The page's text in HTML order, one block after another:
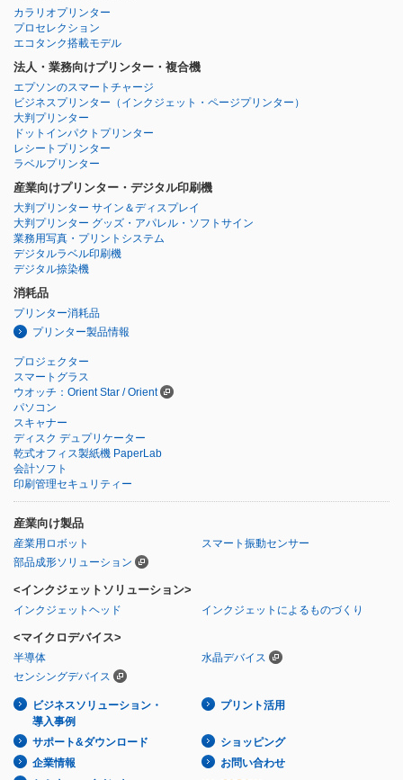
カラリオプリンター
プロセレクション
エコタンク搭載モデル
法人・業務向けプリンター・複合機
エプソンのスマートチャージ
ビジネスプリンター （インクジェット・ページプリンター）
大判プリンター
ドットインパクトプリンター
レシートプリンター
ラベルプリンター
産業向けプリンター・デジタル印刷機
大判プリンター サイン＆ディスプレイ
大判プリンター グッズ・アパレル・ソフトサイン
業務用写真・プリントシステム
デジタルラベル印刷機
デジタル捺染機
消耗品
プリンター消耗品
プリンター製品情報
プロジェクター
スマートグラス
ウオッチ：Orient Star / Orient
パソコン
スキャナー
ディスク デュプリケーター
乾式オフィス製紙機 PaperLab
会計ソフト
印刷管理セキュリティー
産業向け製品
産業用ロボット
スマート振動センサー
部品成形ソリューション
<インクジェットソリューション>
インクジェットヘッド インクジェットによるものづくり
<マイクロデバイス>
半導体
水晶デバイス
センシングデバイス
ビジネスソリューション・
導入事例
プリント活用
サポート&ダウンロード
ショッピング
企業情報
お問い合わせ